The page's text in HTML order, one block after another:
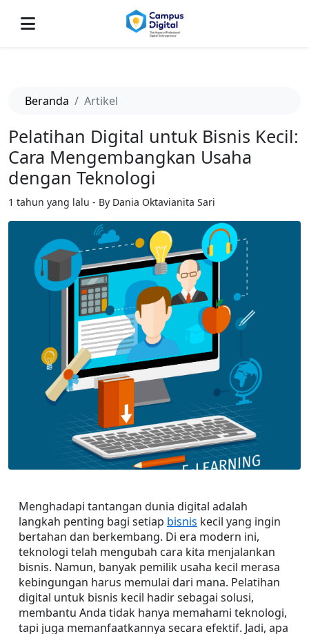
Beranda Artikel
Pelatihan Digital untuk Bisnis Kecil:
Cara Mengembangkan Usaha
dengan Teknologi
1 tahun yang lalu - By Dania Oktavianita Sari
Menghadapi tantangan dunia digital adalah
langkah penting bagi setiap bisnis kecil yang ingin
bertahan dan berkembang. Di era modern ini,
teknologi telah mengubah cara kita menjalankan
bisnis. Namun, banyak pemilik usaha kecil merasa
kebingungan harus memulai dari mana. Pelatihan
digital untuk bisnis kecil hadir sebagai solusi,
membantu Anda tidak hanya memahami teknologi,
tapi juga memanfaatkannya secara efektif. Jadi, apa